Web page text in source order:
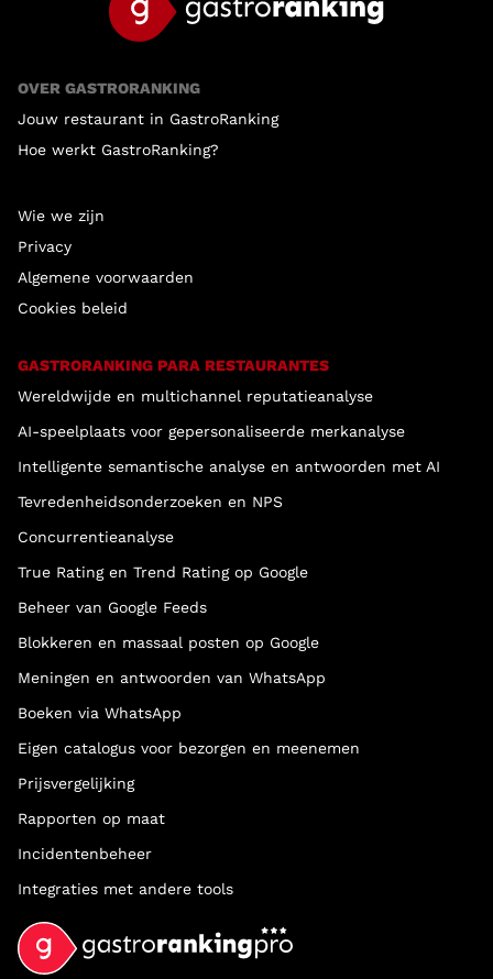
OVER GASTRORANKING
Jouw restaurant in GastroRanking
Hoe werkt GastroRanking?
Wie we zijn
Privacy
Algemene voorwaarden
Cookies beleid
GASTRORANKING PARA RESTAURANTES
Wereldwijde en multichannel reputatieanalyse
AI-speelplaats voor gepersonaliseerde merkanalyse
Intelligente semantische analyse en antwoorden met AI
Tevredenheidsonderzoeken en NPS
Concurrentieanalyse
True Rating en Trend Rating op Google
Beheer van Google Feeds
Blokkeren en massaal posten op Google
Meningen en antwoorden van WhatsApp
Boeken via WhatsApp
Eigen catalogus voor bezorgen en meenemen
Prijsvergelijking
Rapporten op maat
Incidentenbeheer
Integraties met andere tools